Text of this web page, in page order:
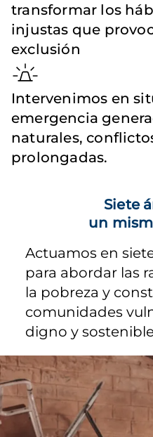
transformar los
injustas que
exclusión
Intervenimos en
emergencia
naturales,
prolongadas.
Siete
un
Actuamos en
para abordar las
la pobreza y
comunidades
digno y